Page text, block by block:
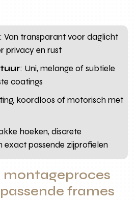
: Van transparant voor daglicht
privacy en rust
: Uni, melange of subtiele
coatings
koordloos of motorisch met
hoeken, discrete
exact passende zijprofielen
montageproces
frames